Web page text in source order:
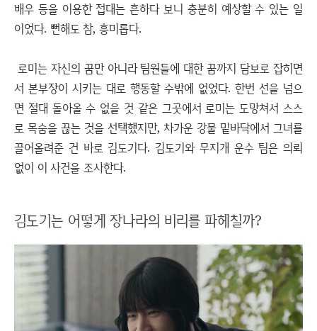
배우 등을 이용한 접대는 흔하다 보니 충분히 예상할 수 있는 일
이었다. 뻔해도 참, 흥미롭다.
로미는 자신의 꿈만 아니라 팀원들에 대한 꿈까지 담보로 잡히면
서 본부장이 시키는 대로 행동할 수밖에 없었다. 한번 선을 넘으
면 절대 돌아올 수 없을 것 같은 그곳에서 로미는 도망쳐서 스스
로 목숨을 끊는 것을 선택했지만, 차가운 강물 밑바닥에서 그녀를
끌어올려준 건 바로 김도기다. 김도기와 무지개 운수 팀은 의뢰
없이 이 사건을 조사한다.
김도기는 어떻게 장나라의 비리를 파헤칠까?